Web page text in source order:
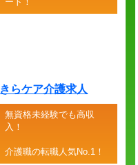
きらケア介護求人
無資格未経験でも高収
入！
介護職の転職人気No.1！